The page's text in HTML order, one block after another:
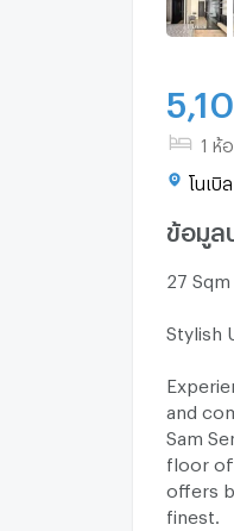
1 ห้
โนเบิ
ข้อมูล
27
Stylish
and
Sam
floor of
offers
finest.